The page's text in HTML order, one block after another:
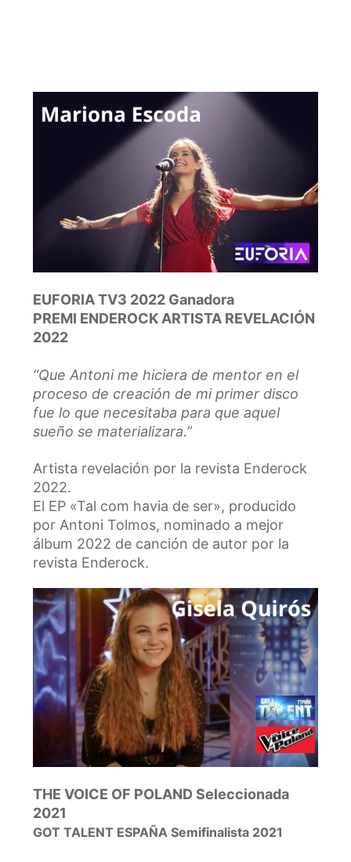
EUFORIA TV3 2022 Ganadora
PREMI ENDEROCK ARTISTA REVELACIÓN
2022
“Que Antoni me hiciera de mentor en el
proceso de creación de mi primer disco
fue lo que necesitaba para que aquel
sueño se materializara.”
Artista revelación por la revista Enderock
2022.
El EP «Tal com havia de ser», producido
por Antoni Tolmos, nominado a mejor
álbum 2022 de canción de autor por la
revista Enderock.
THE VOICE OF POLAND Seleccionada
2021
GOT TALENT ESPAÑA Semifinalista 2021